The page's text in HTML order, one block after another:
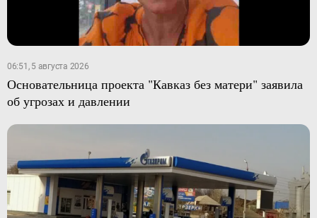
06:51, 5 августа 2026
Основательница проекта "Кавказ без матери" заявила
об угрозах и давлении